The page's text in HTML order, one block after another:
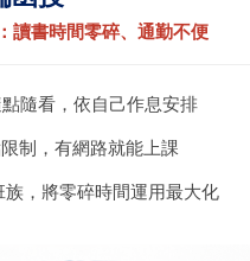
讀書時間零碎、通勤不便
隨看，依自己作息安排
制，有網路就能上課
族，將零碎時間運用最大化